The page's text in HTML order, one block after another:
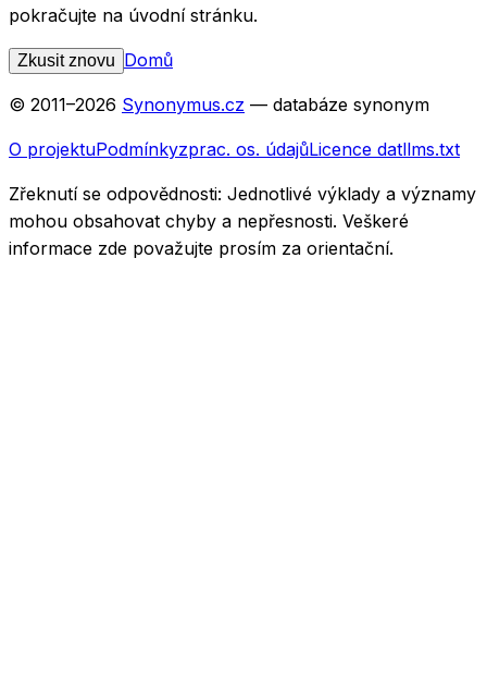
pokračujte na úvodní stránku.
Zkusit znovu Domů
© 2011–2026 Synonymus.cz — databáze synonym
O projektuPodmínkyzprac. os. údajůLicence datllms.txt
Zřeknutí se odpovědnosti: Jednotlivé výklady a významy
mohou obsahovat chyby a nepřesnosti. Veškeré
informace zde považujte prosím za orientační.